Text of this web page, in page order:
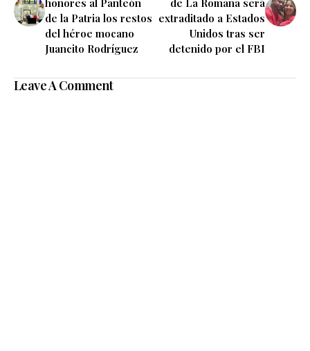
honores al Panteón
de la Patria los restos
del héroe mocano
Juancito Rodríguez
de La Romana será
extraditado a Estados
Unidos tras ser
detenido por el FBI
Leave A Comment